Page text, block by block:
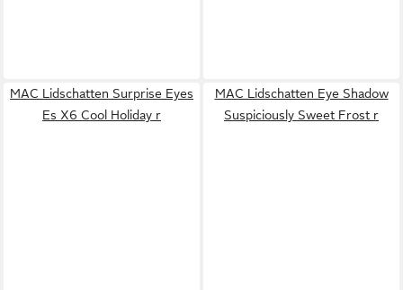
MAC Lidschatten Surprise Eyes
Es X6 Cool Holiday r
MAC Lidschatten Eye Shadow
Suspiciously Sweet Frost r